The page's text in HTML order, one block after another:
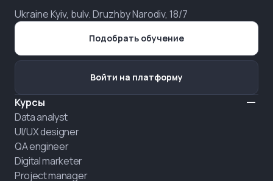
Ukraine Kyiv, bulv. Druzhby Narodiv, 18/7
Курсы
Data analyst
UI/UX designer
QA engineer
Digital marketer
Project manager
Подобрать обучение
Войти на платформу